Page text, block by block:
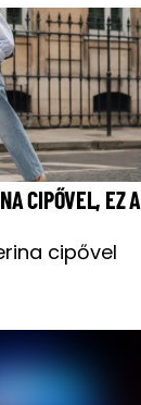
CIPŐVEL, EZ A
cipővel